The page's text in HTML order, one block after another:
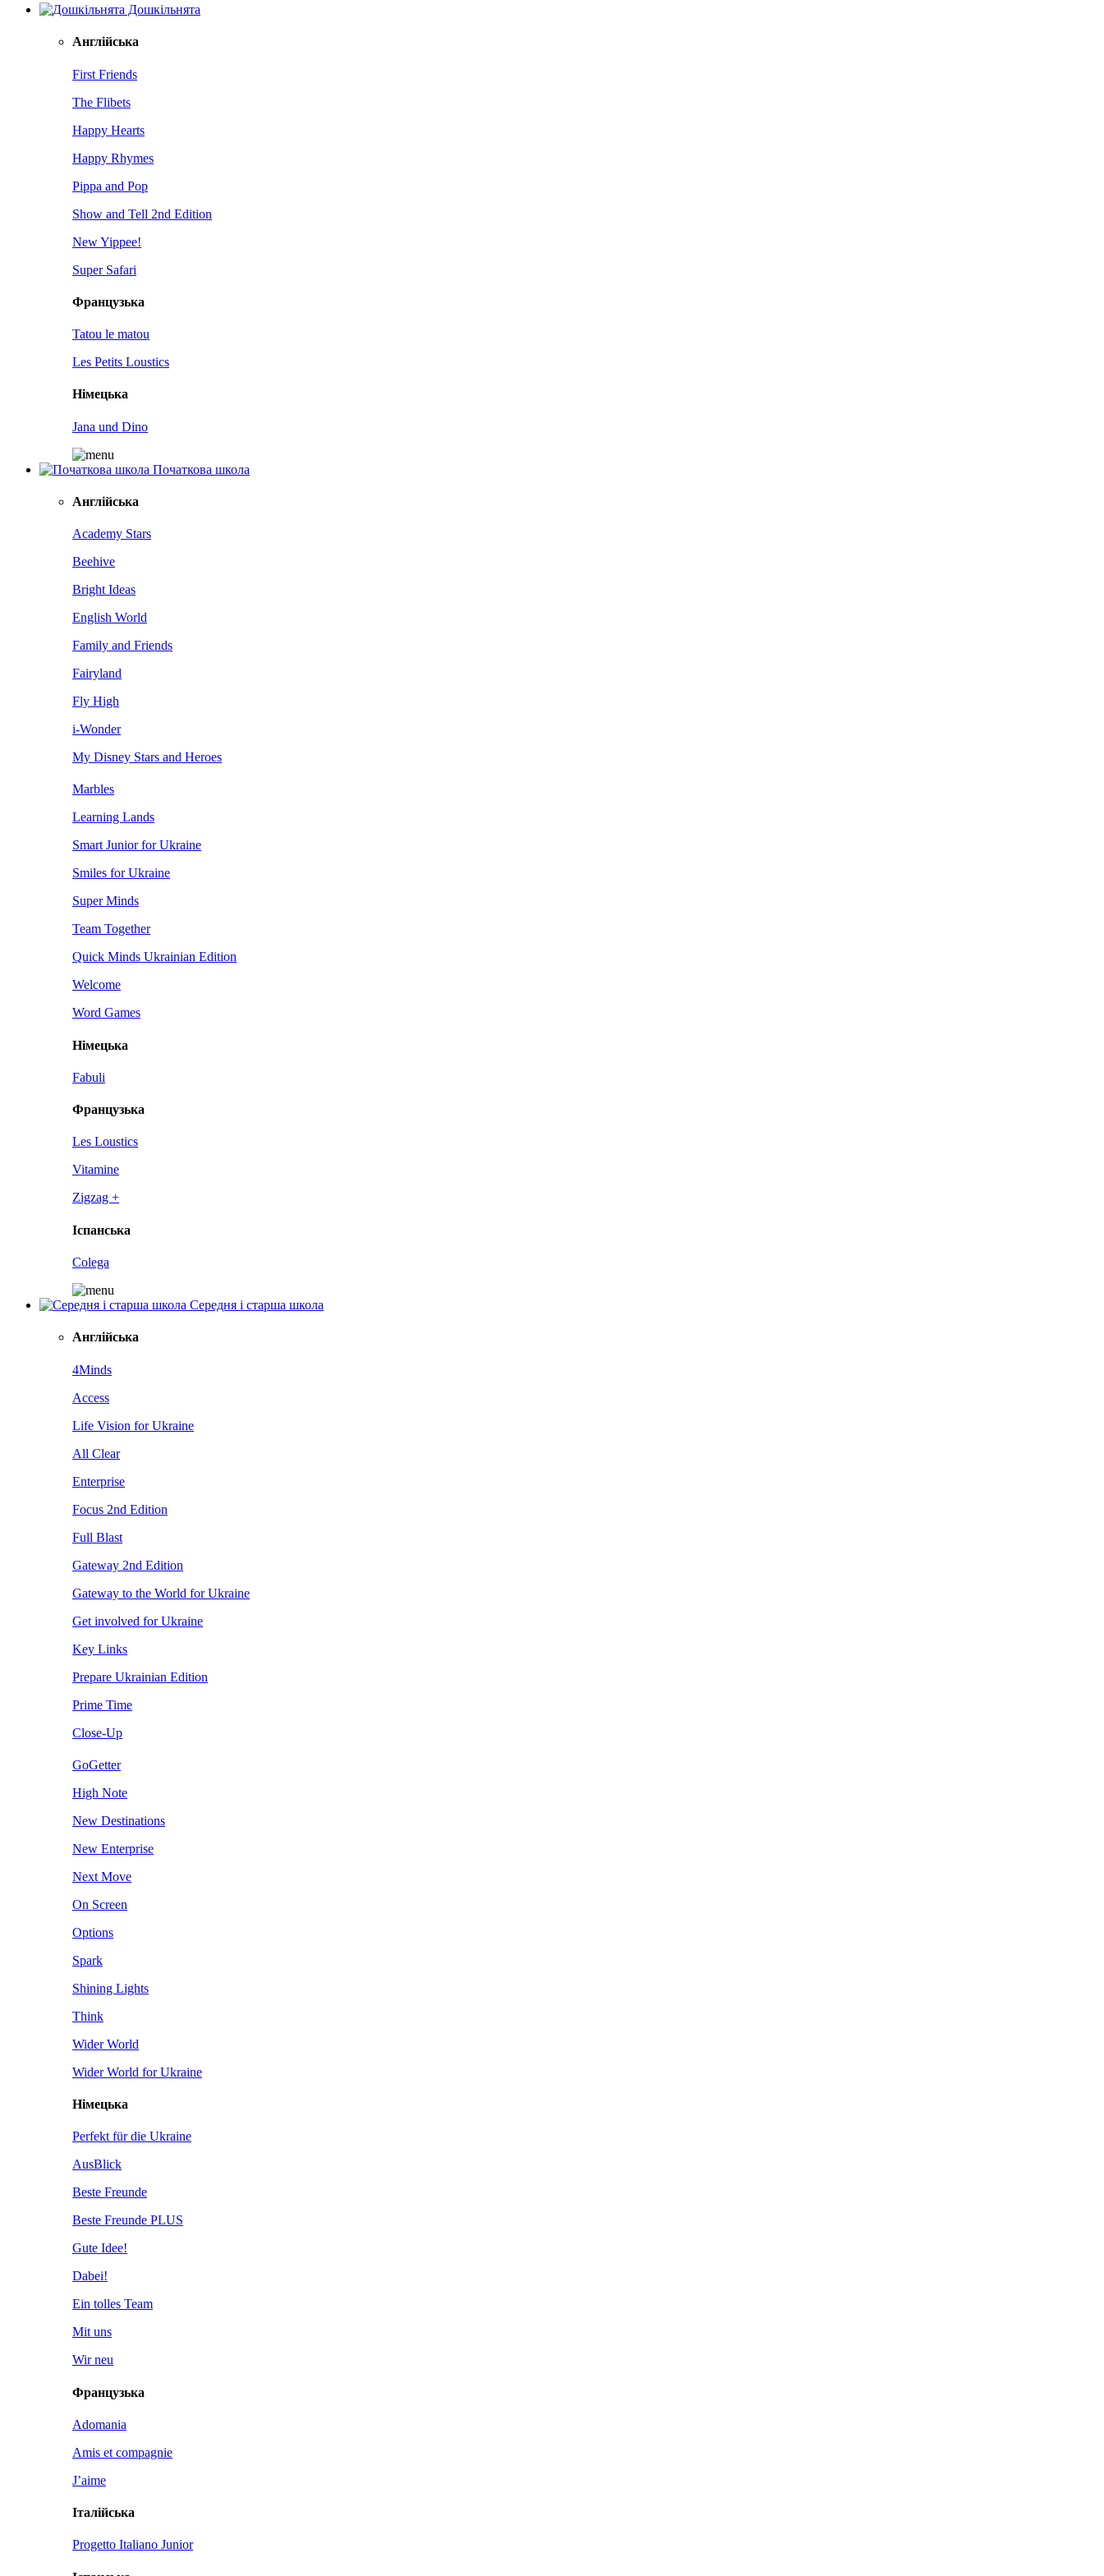
Дошкільнята
Англійська
First Friends
The Flibets
Happy Hearts
Happy Rhymes
Pippa and Pop
Show and Tell 2nd Edition
New Yippee!
Super Safari
Французька
Tatou le matou
Les Petits Loustics
Німецька
Jana und Dino
Початкова школа
Англійська
Academy Stars
Beehive
Bright Ideas
English World
Family and Friends
Fairyland
Fly High
i-Wonder
My Disney Stars and Heroes
Marbles
Learning Lands
Smart Junior for Ukraine
Smiles for Ukraine
Super Minds
Team Together
Quick Minds Ukrainian Edition
Welcome
Word Games
Німецька
Fabuli
Французька
Les Loustics
Vitamine
Zigzag +
Іспанська
Colega
Середня і старша школа
Англійська
4Minds
Access
Life Vision for Ukraine
All Clear
Enterprise
Focus 2nd Edition
Full Blast
Gateway 2nd Edition
Gateway to the World for Ukraine
Get involved for Ukraine
Key Links
Prepare Ukrainian Edition
Prime Time
Close-Up
GoGetter
High Note
New Destinations
New Enterprise
Next Move
On Screen
Options
Spark
Shining Lights
Think
Wider World
Wider World for Ukraine
Німецька
Perfekt für die Ukraine
AusBlick
Beste Freunde
Beste Freunde PLUS
Gute Idee!
Dabei!
Ein tolles Team
Mit uns
Wir neu
Французька
Adomania
Amis et compagnie
J’aime
Італійська
Progetto Italiano Junior